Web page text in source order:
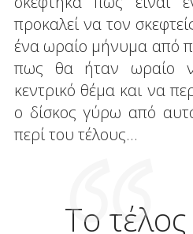
προκαλεί να τον
ένα ωραίο μήνυμα από
πως θα ήταν ωραίο
κεντρικό θέμα και να
ο δίσκος γύρω από
περί του τέλους…
Το τέλος